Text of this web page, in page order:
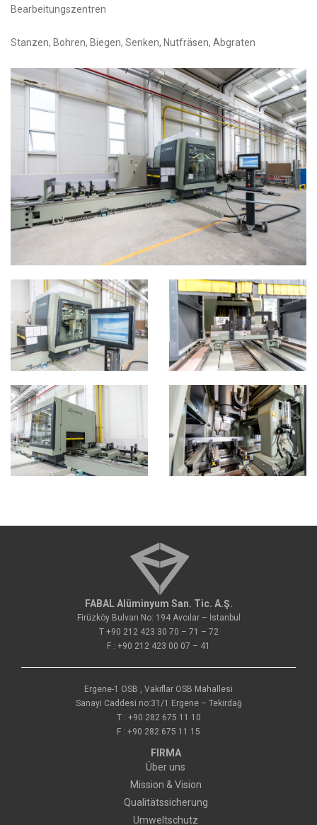
Bearbeitungszentren
Stanzen, Bohren, Biegen, Senken, Nutfräsen, Abgraten
FABAL Alüminyum San. Tic. A.Ş.
Firüzköy Bulvarı No: 194 Avcılar – İstanbul
T +90 212 423 30 70 – 71 – 72
F : +90 212 423 00 07 – 41
Ergene-1 OSB , Vakıflar OSB Mahallesi
Sanayi Caddesi no:31/1 Ergene – Tekirdağ
T : +90 282 675 11 10
F : +90 282 675 11 15
FIRMA
Über uns
Mission & Vision
Qualitätssicherung
Umweltschutz